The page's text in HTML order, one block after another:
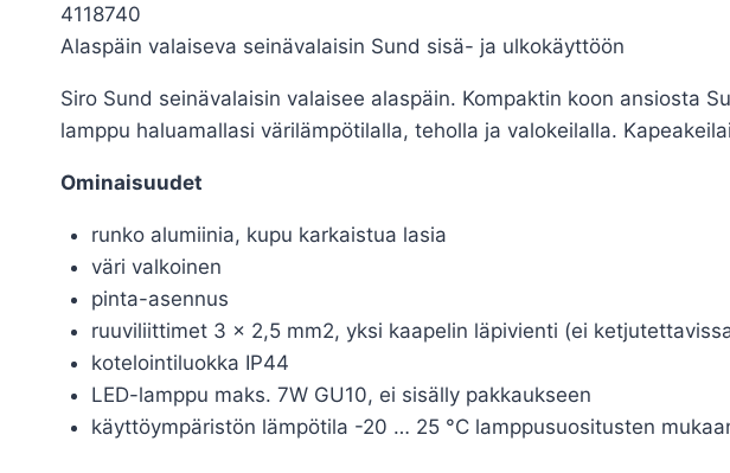
4118740
Alaspäin valaiseva seinävalaisin Sund sisä- ja ulkokäyttöön
Siro Sund seinävalaisin valaisee alaspäin. Kompaktin koon ansiosta
lamppu haluamallasi värilämpötilalla, teholla ja valokeilalla.
Ominaisuudet
runko alumiinia, kupu karkaistua lasia
väri valkoinen
pinta-asennus
ruuviliittimet 3 x 2,5 mm2, yksi kaapelin läpivienti (ei
kotelointiluokka IP44
LED-lamppu maks. 7W GU10, ei sisälly pakkaukseen
käyttöympäristön lämpötila -20 … 25 °C lamppusuositusten